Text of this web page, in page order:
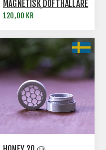
MAGNETISK DOFTHÅLLARE
3-PACK GRÅ
120,00 KR